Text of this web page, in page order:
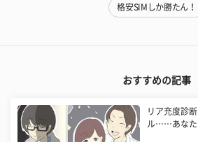
格安SIMしか勝たん！
おすすめの記事
リア充度診
ル……あなた